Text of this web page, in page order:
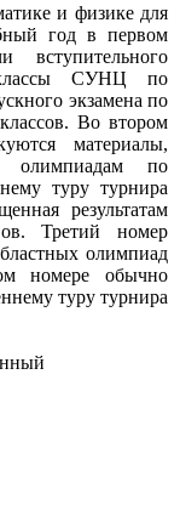
и физике для
год в первом
вступительного
классы СУНЦ по
экзамена по
Во втором
материалы,
олимпиадам по
туру турнира
результатам
Третий номер
олимпиад
номере обычно
туру турнира